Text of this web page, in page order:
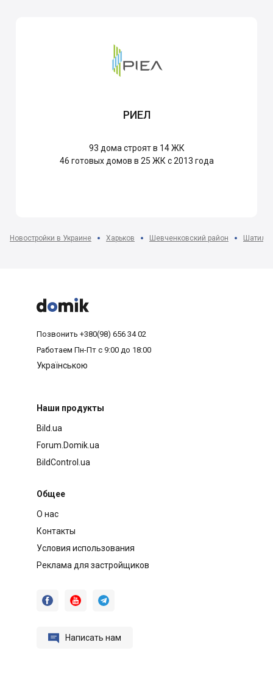
РИЕЛ
93 дома строят в 14 ЖК
46 готовых домов в 25 ЖК с 2013 года
Новостройки в Украине Харьков Шевченковский район



Позвонить +380(98) 656 34 02
Работаем Пн-Пт с 9:00 до 18:00
Українською
Наши продукты
Bild.ua
Forum.Domik.ua
BildControl.ua
Общее
О нас
Контакты
Условия использования
Реклама для застройщиков
  
 Написать нам